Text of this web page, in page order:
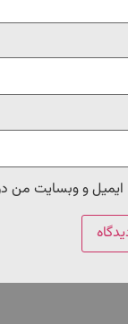
ایمیل و وبسایت من